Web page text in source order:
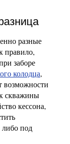
разные
правило,
заборе
колодца,
возможности
скважины
кессона,
под